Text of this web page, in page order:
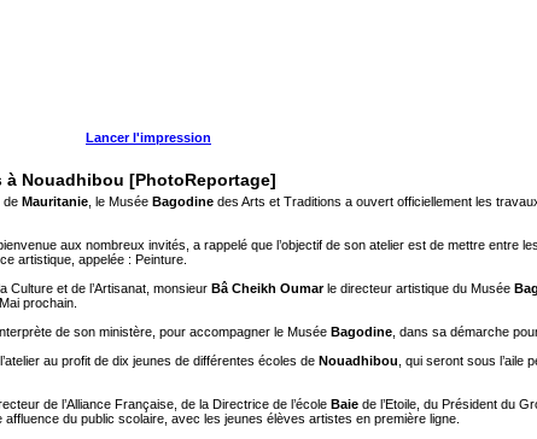
Lancer l'impression
à Nouadhibou [PhotoReportage]
de Mauritanie, le Musée Bagodine des Arts et Traditions a ouvert officiellement les
aux nombreux invités, a rappelé que l’objectif de son atelier est de mettre entre
artistique, appelée : Peinture.
Culture et de l’Artisanat, monsieur Bâ Cheikh Oumarle directeur artistique du Musée
prochain.
de son ministère, pour accompagner le Musée Bagodine, dans sa démarche
au profit de dix jeunes de différentes écoles de Nouadhibou, qui seront sous l’aile
de l’Alliance Française, de la Directrice de l’école Baie de l’Etoile, du Président du
affluence du public scolaire, avec les jeunes élèves artistes en première ligne.